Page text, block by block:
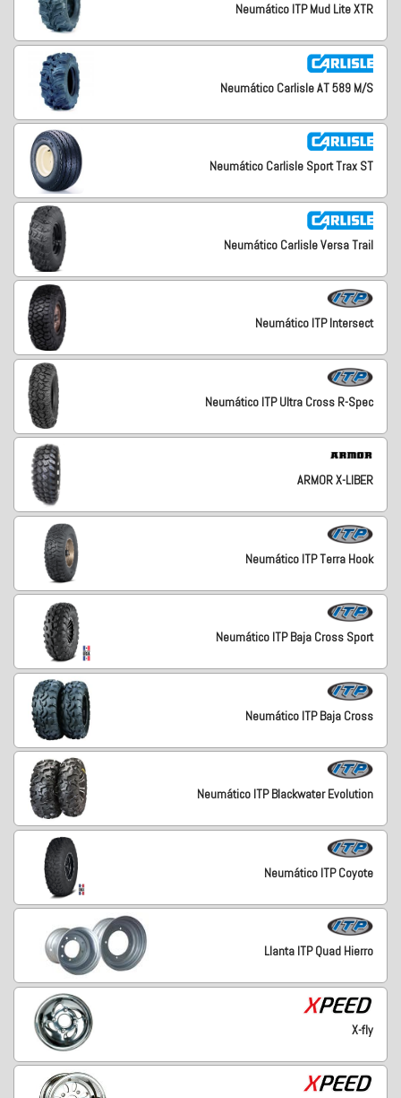
Neumático ITP Mud Lite XTR
Neumático Carlisle AT 589 M/S
Neumático Carlisle Sport Trax ST
Neumático Carlisle Versa Trail
Neumático ITP Intersect
Neumático ITP Ultra Cross R-Spec
ARMOR X-LIBER
Neumático ITP Terra Hook
Neumático ITP Baja Cross Sport
Neumático ITP Baja Cross
Neumático ITP Blackwater Evolution
Neumático ITP Coyote
Llanta ITP Quad Hierro
X-fly